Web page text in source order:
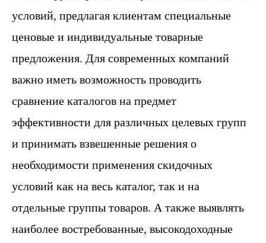
условий, предлагая клиентам специальные
ценовые и индивидуальные товарные
предложения. Для современных компаний
важно иметь возможность проводить
сравнение каталогов на предмет
эффективности для различных целевых групп
и принимать взвешенные решения о
необходимости применения скидочных
условий как на весь каталог, так и на
отдельные группы товаров. А также выявлять
наиболее востребованные, высокодоходные